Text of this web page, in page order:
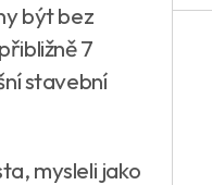
být bez
7
stavební
mysleli jako